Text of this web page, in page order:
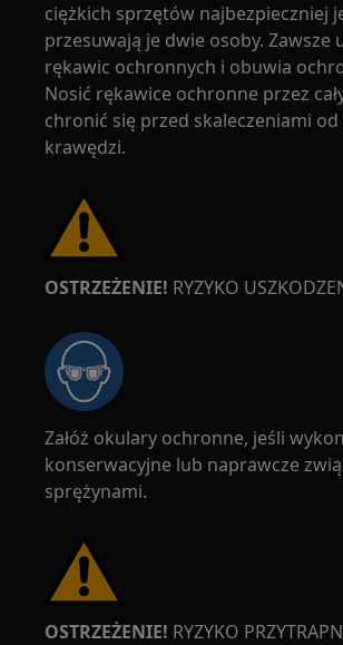
ciężkich sprzętów najbezpieczniej
przesuwają je dwie osoby. Zawsze
rękawic ochronnych i obuwia
Nosić rękawice ochronne przez
chronić się przed skaleczeniami
krawędzi.
OSTRZEŻENIE! RYZYKO
Załóż okulary ochronne, jeśli
konserwacyjne lub naprawcze
sprężynami.
OSTRZEŻENIE! RYZYKO